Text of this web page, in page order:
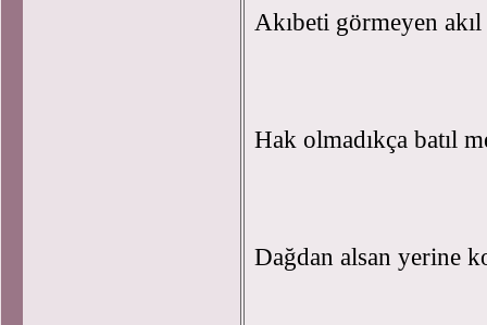
Akıbeti görmeyen
Hak olmadıkça batıl
Dağdan alsan yerine